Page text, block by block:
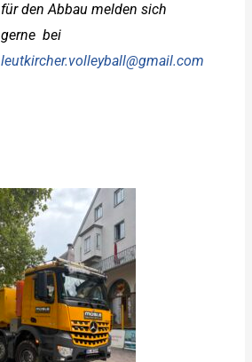
für den Abbau melden sich
gerne bei
leutkircher.volleyball@gmail.com